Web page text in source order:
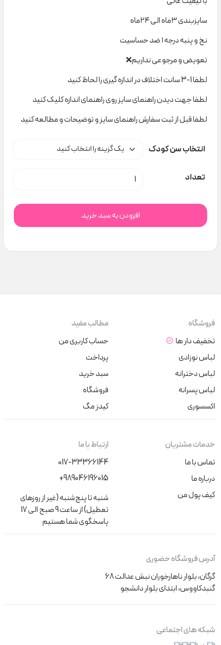
سایزبندی ۳ماه الی ۲۴ماه
نخ و پنبه درجه ۱ ضد حساسیت
تعویض و مرجوعی نداریم❌
لطفا 1-3 سانت اختلاف در اندازه گیری را لحاظ کنید
لطفا جهت دیدن راهنمای سایز روی راهنمای اندازه کلیک کنید
لطفا قبل از ثبت سفارش راهنمای سایز و توضیحات و مطالعه کنید
انتخاب سن کودک
تعداد ست دنیا ۱۹۰ lovey کد t000777 عدد
افزودن به سبد خرید
فروشگاه
تخفیف دار ها
لباس نوزادی
لباس دخترانه
لباس پسرانه
اکسسوری
مطالب مفید
حساب کاربری من
پرداخت
سبد خرید
فروشگاه
کیدز مگ
خدمات مشتریان
تماس با ما
درباره ما
کیف پول من
ارتباط با ما
017-33366144
+989046196015
شنبه تا پنج‌شنبه (غیر از روزهای
تعطیل) از ساعت 9 صبح الی 17
پاسخگوی شما هستیم
آدرس فروشگاه حضوری
گرگان، بلوار ناهارخوران نبش عدالت 68
گنبدکاووس، ابتدای بلوار دانشجو
شبکه های اجتماعی